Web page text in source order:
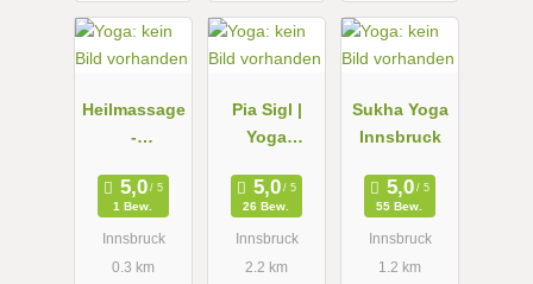
Heilmassage
-
chaftsbeglei
tung-
Ganzheitlich
e
1 Bew.
Innsbruck
0.3 km
Pia Sigl |
Yoga
Lebens- und
Sozialmento
rin |be
Energy | PI-
26 Bew.
Innsbruck
2.2 km
Sukha Yoga
Innsbruck
55 Bew.
Innsbruck
1.2 km